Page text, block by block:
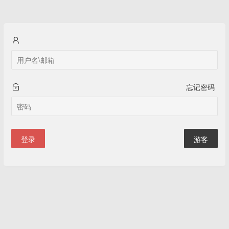
忘记密码
登录 游客